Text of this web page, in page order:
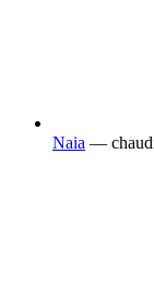
Naia —